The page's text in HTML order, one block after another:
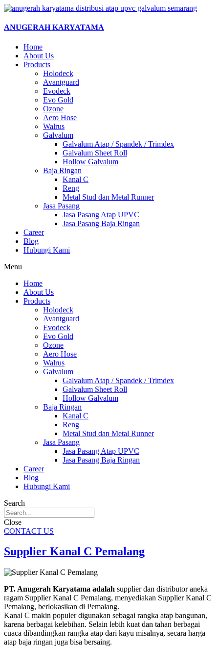
Skip
content
ANUGERAH KARYATAMA
Home
About Us
Products
Holodeck
Avantguard
Evodeck
Evo Gold
Ozone
Aero Hose
Walrus
Galvalum
Galvalum Atap / Spandek / Trimdex
Galvalum Sheet Roll
Hollow Galvalum
Baja Ringan
Kanal C
Reng
Metal Stud dan Metal Runner
Jasa Pasang
Jasa Pasang Atap UPVC
Jasa Pasang Baja Ringan
Career
Blog
Hubungi Kami
Menu
Home
About Us
Products
Holodeck
Avantguard
Evodeck
Evo Gold
Ozone
Aero Hose
Walrus
Galvalum
Galvalum Atap / Spandek / Trimdex
Galvalum Sheet Roll
Hollow Galvalum
Baja Ringan
Kanal C
Reng
Metal Stud dan Metal Runner
Jasa Pasang
Jasa Pasang Atap UPVC
Jasa Pasang Baja Ringan
Career
Blog
Hubungi Kami
Search
Close
CONTACT US
Supplier Kanal C Pemalang
PT. Anugerah Karyatama adalah supplier dan distributor aneka
ragam Supplier Kanal C Pemalang, menyediakan Supplier Kanal C
Pemalang, berlokasikan di Pemalang.
Kanal C makin populer digunakan sebagai rangka atap bangunan,
karena berbagai kelebihan. Selain lebih kuat dan tahan berbagai
cuaca dibandingkan rangka atap dari kayu misalnya, secara harga
atap baja ringan juga bisa bersaing.